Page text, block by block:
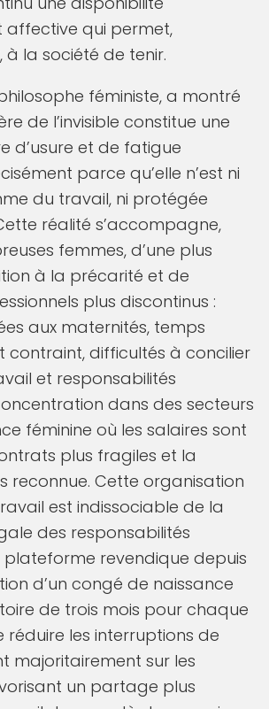
affective qui permet,
la société de tenir.
féministe, a montré
de l’invisible constitue une
d’usure et de fatigue
parce qu’elle n’est ni
du travail, ni protégée
réalité s’accompagne,
femmes, d’une plus
à la précarité et de
plus discontinus :
aux maternités, temps
contraint, difficultés à concilier
et responsabilités
dans des secteurs
féminine où les salaires sont
plus fragiles et la
reconnue. Cette organisation
est indissociable de la
des responsabilités
plateforme revendique depuis
d’un congé de naissance
de trois mois pour chaque
réduire les interruptions de
majoritairement sur les
un partage plus